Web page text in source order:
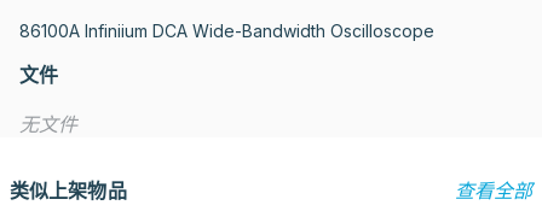
86100A Infiniium DCA Wide-Bandwidth Oscilloscope
文件
无文件
类似上架物品 查看全部